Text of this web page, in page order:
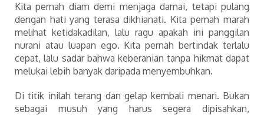
Kita pernah diam demi menjaga damai, tetapi pulang
dengan hati yang terasa dikhianati. Kita pernah marah
melihat ketidakadilan, lalu ragu apakah ini panggilan
nurani atau luapan ego. Kita pernah bertindak terlalu
cepat, lalu sadar bahwa keberanian tanpa hikmat dapat
melukai lebih banyak daripada menyembuhkan.
Di titik inilah terang dan gelap kembali menari. Bukan
sebagai musuh yang harus segera dipisahkan,